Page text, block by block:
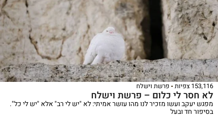
153,116 צפיות פרשת וישלח
לא חסר לי כלום – פרשת וישלח
מפגש יעקב ועשו מזכיר לנו מהו עושר אמיתי: לא "יש לי רב" אלא "יש לי כל".
בסיפור חד ובעל